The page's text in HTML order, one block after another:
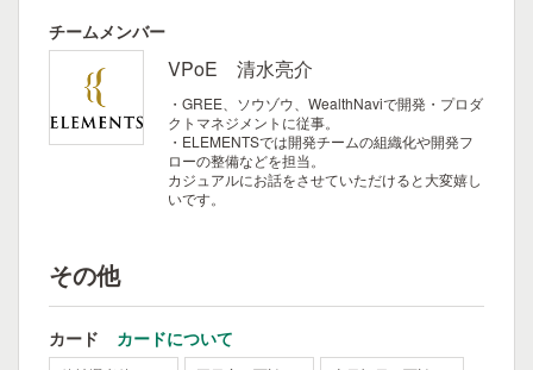
チームメンバー
VPoE 清水亮介
・GREE、ソウゾウ、WealthNaviで開発・プロダ
クトマネジメントに従事。
・ELEMENTSでは開発チームの組織化や開発フ
ローの整備などを担当。
カジュアルにお話をさせていただけると大変嬉し
いです。
その他
カード カードについて